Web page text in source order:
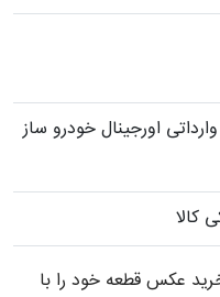
اورجینال خودرو ساز
کالا
عکس قطعه خود را با